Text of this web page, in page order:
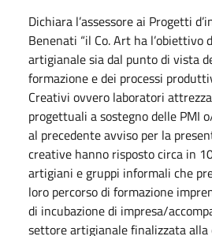
Dichiara l’assessore ai Progetti
Benenati “il Co. Art ha
artigianale sia dal punto di vista
formazione e dei processi
Creativi ovvero laboratori
progettuali a sostegno delle PMI
al precedente avviso per la
creative hanno risposto circa in
artigiani e gruppi informali che
loro percorso di formazione
di incubazione di impresa/
settore artigianale finalizzata alla